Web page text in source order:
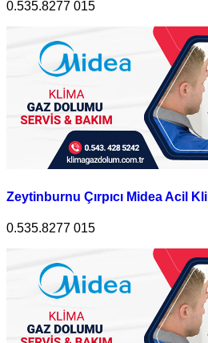
0.535.8277 015
Zeytinburnu Çırpıcı Midea Acil
0.535.8277 015